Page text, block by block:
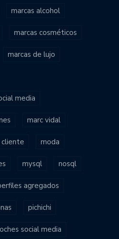
marcas alcohol
marcas cosméticos
marcas de lujo
media
marc vidal
cliente moda
mysql nosql
agregados
pichichi
social media